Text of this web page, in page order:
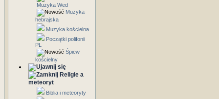
Muzyka Wed
Muzyka
hebrajska
Muzyka kościelna
Początki polifonii
PL
Śpiew
kościelny
Religie a
meteoryt
Biblia i meteoryty